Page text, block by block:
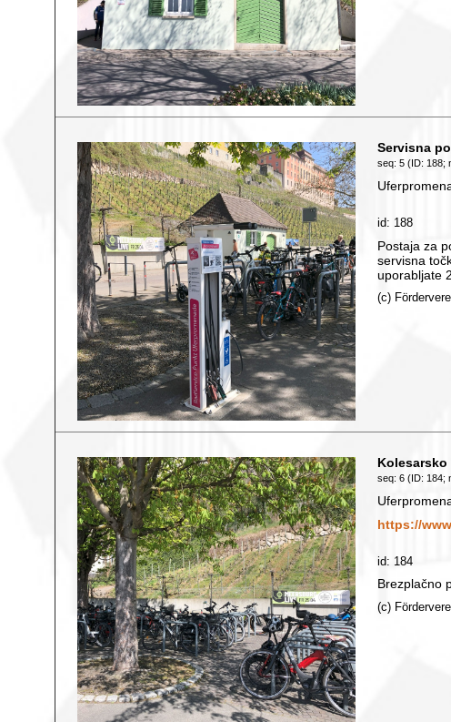
Servisna
seq: 5 (ID: 188;
id: 188
Postaja za
servisna
uporabljate
(c)
seq: 6 (ID: 184;
https://
id: 184
Brezplačno
(c)